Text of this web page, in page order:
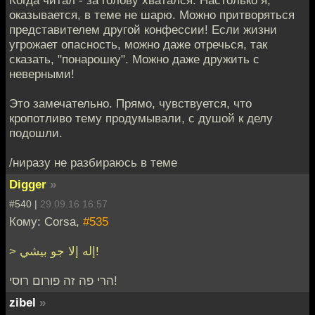
оказывается, в теме не шарю. Можно притворяться
представителем другой конфессии! Если жизни
угрожает опасность, можно даже отречься, так
сказать, "понарошку". Можно даже дружить с
неверными!
Это замечательно. Прямо, чувствуется, что
кропотливо тему продумывали, с душой к делу
подошли.
/ниразу не разбираюсь в теме
Digger »
#540 | 29.09.16 16:57
Кому: Corsa, #535
> إله إلا جو بيشي!
הרי פה זה פורום רוסי!
zibel »